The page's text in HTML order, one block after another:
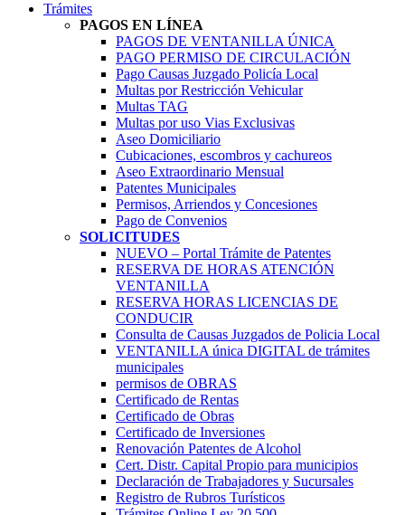
Trámites
PAGOS EN LÍNEA
PAGOS DE VENTANILLA ÚNICA
PAGO PERMISO DE CIRCULACIÓN
Pago Causas Juzgado Policía Local
Multas por Restricción Vehicular
Multas TAG
Multas por uso Vias Exclusivas
Aseo Domiciliario
Cubicaciones, escombros y cachureos
Aseo Extraordinario Mensual
Patentes Municipales
Permisos, Arriendos y Concesiones
Pago de Convenios
SOLICITUDES
NUEVO – Portal Trámite de Patentes
RESERVA DE HORAS ATENCIÓN
VENTANILLA
RESERVA HORAS LICENCIAS DE
CONDUCIR
Consulta de Causas Juzgados de Policia Local
VENTANILLA única DIGITAL de trámites
municipales
permisos de OBRAS
Certificado de Rentas
Certificado de Obras
Certificado de Inversiones
Renovación Patentes de Alcohol
Cert. Distr. Capital Propio para municipios
Declaración de Trabajadores y Sucursales
Registro de Rubros Turí­sticos